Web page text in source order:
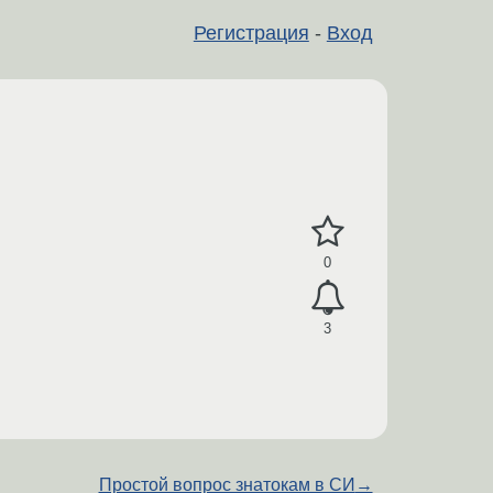
Регистрация - Вход
0
3
Простой вопрос знатокам в СИ →